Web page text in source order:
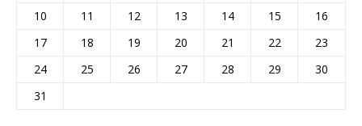
10
11 12 13 14 15
16
17
18 19 20 21 22
23
24
25 26 27 28 29
30
31